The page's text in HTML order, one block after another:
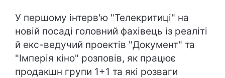
У першому інтерв'ю "Телекритиці" на
новій посаді головний фахівець із реаліті
й екс-ведучий проектів "Документ" та
"Імперія кіно" розповів, як працює
продакшн групи 1+1 та які розваги